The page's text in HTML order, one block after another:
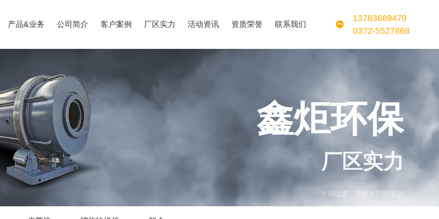
13783689479
0372-5527868
产品&业务 公司简介 客户案例 厂区实力 活动资讯 资质荣誉 联系我们
鑫炬环保
厂区实力
当前位置： 首页 > 厂区实力